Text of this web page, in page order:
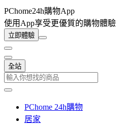
PChome24h購物App
使用App享受更優質的購物體驗
立即體驗
全站
PChome 24h購物
居家